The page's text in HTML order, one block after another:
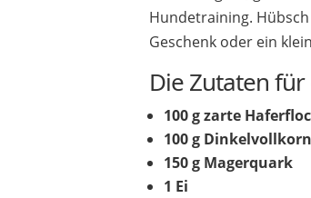
Hundetraining.
Geschenk oder ein
Die Zutaten für
100 g zarte
100 g
150 g Magerquark
1 Ei